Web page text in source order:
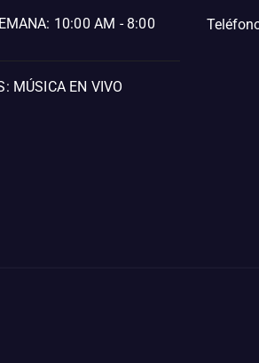
10:00 AM - 8:00
MÚSICA EN VIVO